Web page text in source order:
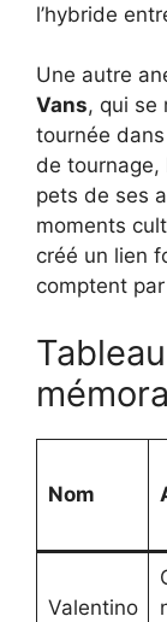
l’hybride
Une autre
Vans, qui se
tournée
de tournage,
pets de ses
moments
créé un lien
comptent
Nom
Valentino